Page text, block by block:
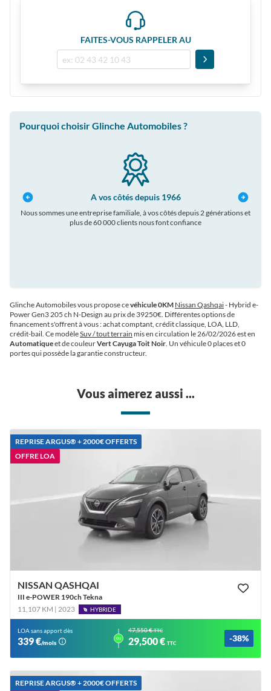
FAITES-VOUS RAPPELER AU
Pourquoi choisir Glinche Automobiles ?
A vos côtés depuis 1966
Nous sommes une entreprise familiale, à vos côtés depuis 2 générations et
plus de 60 000 clients nous font confiance
Glinche Automobiles vous propose cevéhicule 0KM Nissan Qashqai- Hybrid e-
Power Gen3 205 ch N-Design au prix de 39250€. Différentes options de
financement s'offrent à vous : achat comptant, crédit classique, LOA, LLD,
crédit-bail. Ce modèleSuv / tout terrain mis en circulation le 26/02/2026 est en
Automatiqueet de couleurVert Cayuga Toit Noir. Un véhicule 0 places et 0
portes qui possède la garantie constructeur.
Vous aimerez aussi ...
REPRISE ARGUS®️ + 2000€ OFFERTS
OFFRE LOA
NISSAN QASHQAI
III e-POWER 190ch Tekna
11,107 KM | 2023
HYBRIDE
LOA sans apport dès
339 €/mois
ou
47,550 €TTC
29,500 € TTC -38%
REPRISE ARGUS®️ + 2000€ OFFERTS